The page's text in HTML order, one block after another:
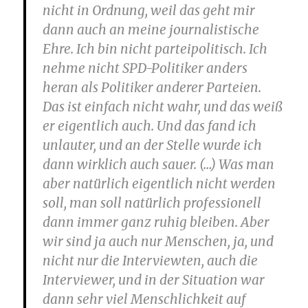
nicht in Ordnung, weil das geht mir
dann auch an meine journalistische
Ehre. Ich bin nicht parteipolitisch. Ich
nehme nicht SPD-Politiker anders
heran als Politiker anderer Parteien.
Das ist einfach nicht wahr, und das weiß
er eigentlich auch. Und das fand ich
unlauter, und an der Stelle wurde ich
dann wirklich auch sauer. (…) Was man
aber natürlich eigentlich nicht werden
soll, man soll natürlich professionell
dann immer ganz ruhig bleiben. Aber
wir sind ja auch nur Menschen, ja, und
nicht nur die Interviewten, auch die
Interviewer, und in der Situation war
dann sehr viel Menschlichkeit auf